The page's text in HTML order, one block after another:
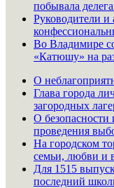
побывала
Руководители и
Во Владимире
«Катюшу» на
О
Глава города
загородных
О безопасности
проведения
На городском
семьи, любви и
Для 1515
последний